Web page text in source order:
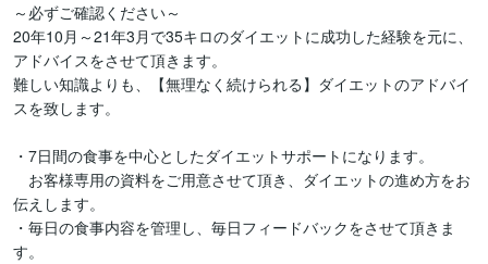
～必ずご確認ください～
20年10月～21年3月で35キロのダイエットに成功した経験を元に、
アドバイスをさせて頂きます。
難しい知識よりも、【無理なく続けられる】ダイエットのアドバイ
スを致します。
・7日間の食事を中心としたダイエットサポートになります。
お客様専用の資料をご用意させて頂き、ダイエットの進め方をお
伝えします。
・毎日の食事内容を管理し、毎日フィードバックをさせて頂きま
す。